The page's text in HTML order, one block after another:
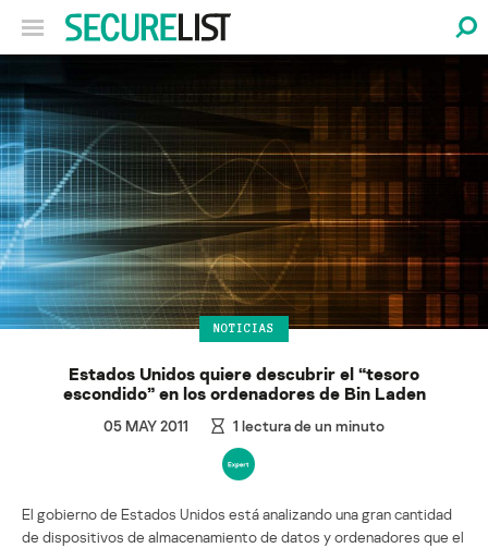
NOTICIAS
Estados Unidos quiere descubrir el “tesoro
escondido” en los ordenadores de Bin Laden
05 MAY 2011 1 lectura de un minuto
El gobierno de Estados Unidos está analizando una gran cantidad
de dispositivos de almacenamiento de datos y ordenadores que el